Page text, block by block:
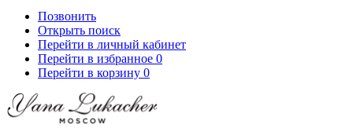
Позвонить
Открыть поиск
Перейти в личный кабинет
Перейти в избранное 0
Перейти в корзину 0